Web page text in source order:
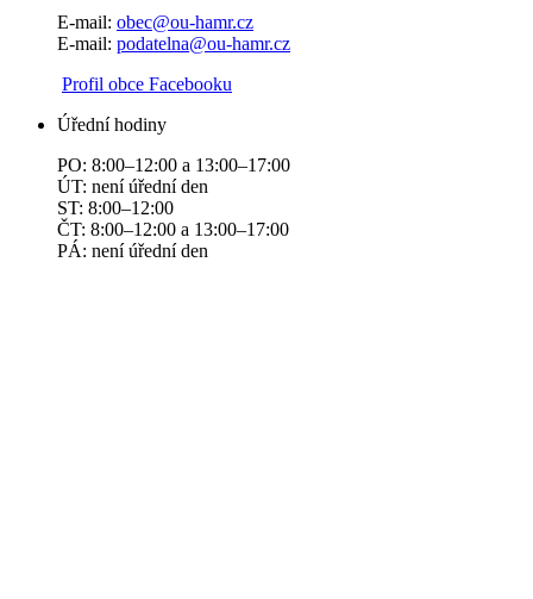
E-mail: obec@ou-hamr.cz
E-mail: podatelna@ou-hamr.cz
Profil obce Facebooku
Úřední hodiny
PO: 8:00–12:00 a 13:00–17:00
ÚT: není úřední den
ST: 8:00–12:00
ČT: 8:00–12:00 a 13:00–17:00
PÁ: není úřední den